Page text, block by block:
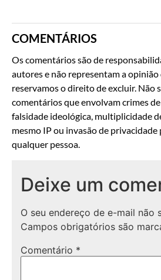
COMENTÁRIOS
Os comentários são de
autores e não representam a opinião
reservamos o direito de excluir. Não
comentários que envolvam crimes
falsidade ideológica, multiplicidade
mesmo IP ou invasão de
qualquer pessoa.
Deixe um
O seu endereço de e-mail não
Campos obrigatórios são
Comentário *